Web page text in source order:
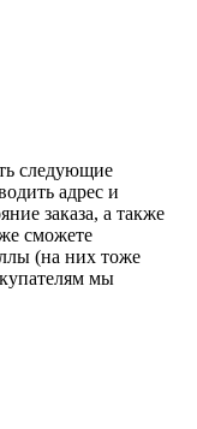
следующие
адрес и
заказа, а также
сможете
(на них тоже
мы